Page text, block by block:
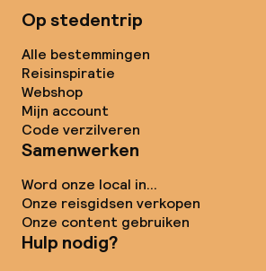
Op stedentrip
Alle bestemmingen
Reisinspiratie
Webshop
Mijn account
Code verzilveren
Samenwerken
Word onze local in...
Onze reisgidsen verkopen
Onze content gebruiken
Hulp nodig?